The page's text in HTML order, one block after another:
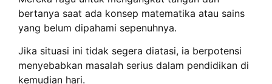
bertanya saat ada konsep matematika atau sains
yang belum dipahami sepenuhnya.
Jika situasi ini tidak segera diatasi, ia berpotensi
menyebabkan masalah serius dalam pendidikan di
kemudian hari.